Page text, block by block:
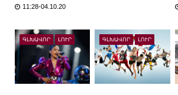
11:28-04.10.20
ԳԼԽԱՎՈՐ ԼՈՒՐ ԳԼԽԱՎՈՐ ԼՈՒՐ